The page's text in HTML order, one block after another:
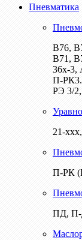
Пневматика
В76,
В71,
36х-
П-
РЭ 3/
21-
П-РК
ПД, П-